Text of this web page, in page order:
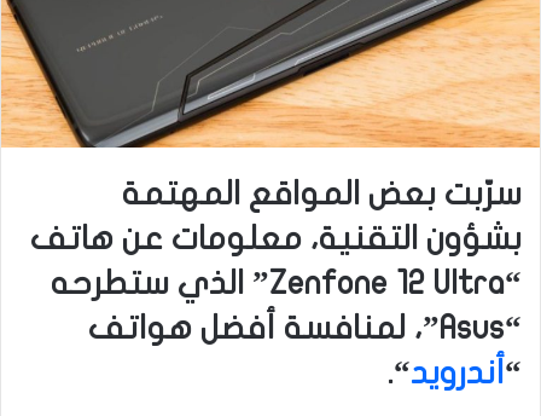
سرّبت بعض المواقع المهتمة
بشؤون التقنية، معلومات عن هاتف
“Zenfone 12 Ultra” الذي ستطرحه
“Asus”، لمنافسة أفضل هواتف
“ أندرويد“.